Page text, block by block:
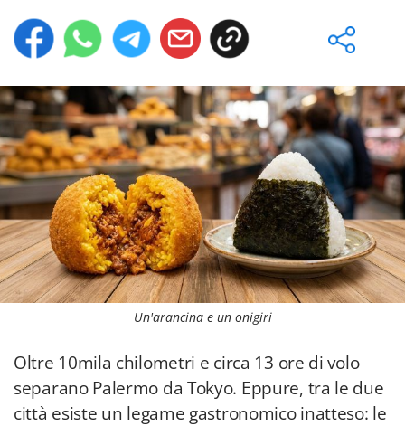
Un'arancina e un onigiri
Oltre 10mila chilometri e circa 13 ore di volo
separano Palermo da Tokyo. Eppure, tra le due
città esiste un legame gastronomico inatteso: le